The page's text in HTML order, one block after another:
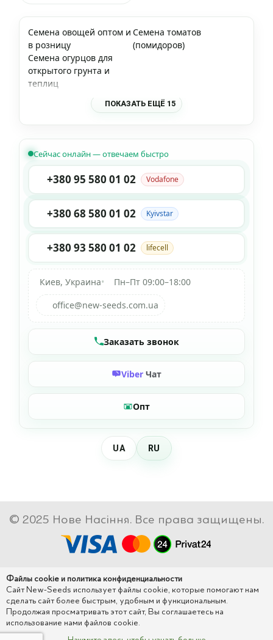
Семена овощей оптом и
в розницу
Семена томатов
(помидоров)
Семена огурцов для
открытого грунта и
теплиц
ПОКАЗАТЬ ЕЩЁ 15
Сейчас онлайн — отвечаем быстро
+380 95 580 01 02 Vodafone
+380 68 580 01 02 Kyivstar
+380 93 580 01 02 lifecell
Киев, Украина•
Пн–Пт 09:00–18:00
office@new-seeds.com.ua
Заказать звонок
Viber Чат
Опт
UA RU
© 2025 Нове Насіння. Все права защищены.
Файлы cookie и политика конфиденциальности
Сайт New-Seeds использует файлы cookie, которые помогают нам
сделать сайт более быстрым, удобным и функциональным.
Продолжая просматривать этот сайт, Вы соглашаетесь на
использование нами файлов cookie.